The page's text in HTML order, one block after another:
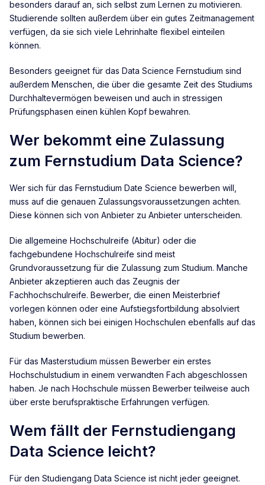
besonders darauf an, sich selbst zum Lernen zu motivieren.
Studierende sollten außerdem über ein gutes Zeitmanagement
verfügen, da sie sich viele Lehrinhalte flexibel einteilen
können.
Besonders geeignet für das Data Science Fernstudium sind
außerdem Menschen, die über die gesamte Zeit des Studiums
Durchhaltevermögen beweisen und auch in stressigen
Prüfungsphasen einen kühlen Kopf bewahren.
Wer bekommt eine Zulassung
zum Fernstudium Data Science?
Wer sich für das Fernstudium Date Science bewerben will,
muss auf die genauen Zulassungsvoraussetzungen achten.
Diese können sich von Anbieter zu Anbieter unterscheiden.
Die allgemeine Hochschulreife (Abitur) oder die
fachgebundene Hochschulreife sind meist
Grundvoraussetzung für die Zulassung zum Studium. Manche
Anbieter akzeptieren auch das Zeugnis der
Fachhochschulreife. Bewerber, die einen Meisterbrief
vorlegen können oder eine Aufstiegsfortbildung absolviert
haben, können sich bei einigen Hochschulen ebenfalls auf das
Studium bewerben.
Für das Masterstudium müssen Bewerber ein erstes
Hochschulstudium in einem verwandten Fach abgeschlossen
haben. Je nach Hochschule müssen Bewerber teilweise auch
über erste berufspraktische Erfahrungen verfügen.
Wem fällt der Fernstudiengang
Data Science leicht?
Für den Studiengang Data Science ist nicht jeder geeignet.